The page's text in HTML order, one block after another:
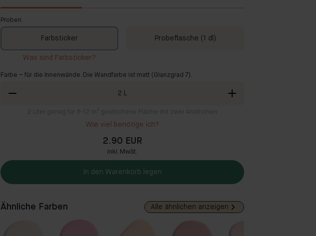
Proben
Farbsticker Probeflasche (1 dl)
Was sind Farbsticker?
Farbe – für die Innenwände. Die Wandfarbe ist matt (Glanzgrad 7).
2 L
2 Liter genug für 8-12 m² gestrichene Fläche mit zwei Anstrichen
Wie viel benötige ich?
2.90 EUR
inkl. MwSt.
In den Warenkorb legen
Ähnliche Farben Alle ähnlichen anzeigen